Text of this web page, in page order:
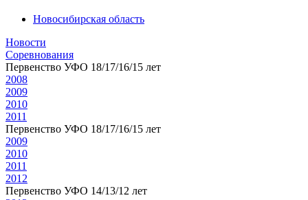
Новосибирская область
Новости
Соревнования
Первенство УФО 18/17/16/15 лет
2008
2009
2010
2011
Первенство УФО 18/17/16/15 лет
2009
2010
2011
2012
Первенство УФО 14/13/12 лет